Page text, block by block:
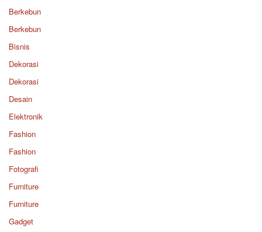
Berkebun
Berkebun
Bisnis
Dekorasi
Dekorasi
Desain
Elektronik
Fashion
Fashion
Fotografi
Furniture
Furniture
Gadget